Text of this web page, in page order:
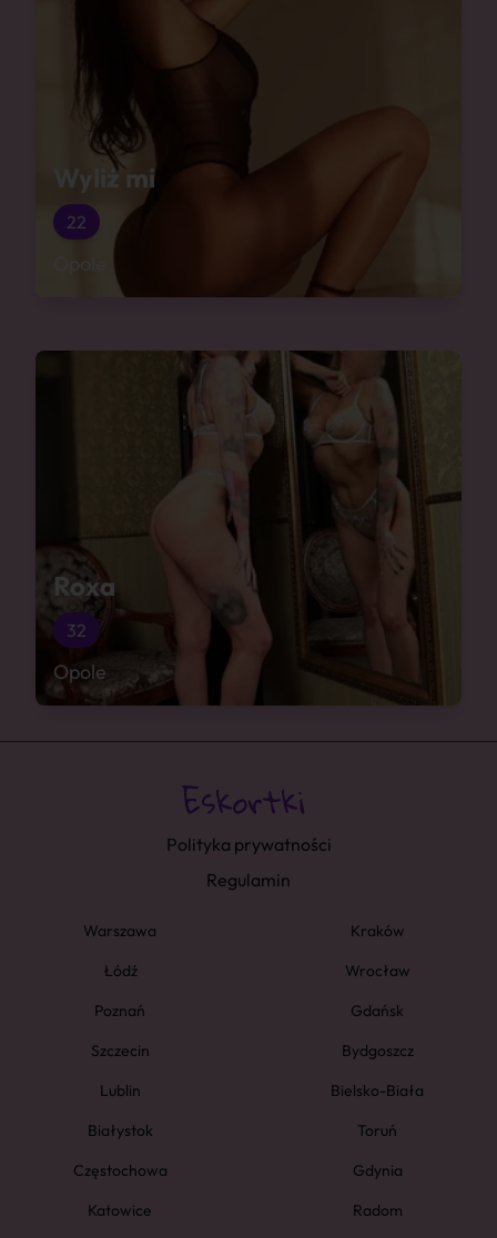
Wyliż mi
22
Roxa
32
Opole
Polityka prywatności
Regulamin
Warszawa
Kraków
Łódź
Wrocław
Poznań
Gdańsk
Szczecin
Bydgoszcz
Lublin
Bielsko-Biała
Białystok
Toruń
Częstochowa
Gdynia
Katowice
Radom